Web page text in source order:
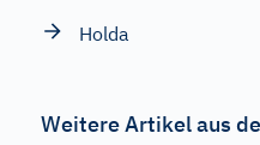
Holda
Weitere Artikel aus